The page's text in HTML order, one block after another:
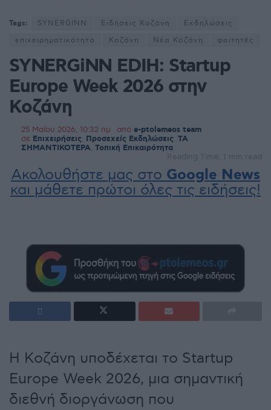
Tags: SYNERGINN Ειδήσεις Κοζάνη
Εκδηλώσεις
επιχειρηματικότητα
Κοζάνη Νέα Κοζάνη φοιτητές
SYNERGiNN EDIH: Startup
Europe Week 2026 στην
Κοζάνη
25 Μαΐου 2026, 10:32 πμ από e-ptolemeos team
σε Επιχειρήσεις Προσεχείς Εκδηλώσεις ΤΑ
ΣΗΜΑΝΤΙΚΟΤΕΡΑ Τοπική Επικαιρότητα
Reading Time: 1 min read
Ακολουθήστε μας στο Google News
και μάθετε πρώτοι όλες τις ειδήσεις!
Η Κοζάνη υποδέχεται το Startup
Europe Week 2026, μια σημαντική
διεθνή διοργάνωση που